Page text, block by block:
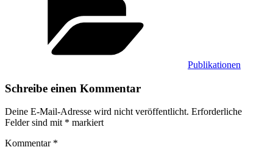
Publikationen
Schreibe einen Kommentar
Deine E-Mail-Adresse wird nicht veröffentlicht. Erforderliche
Felder sind mit * markiert
Kommentar *